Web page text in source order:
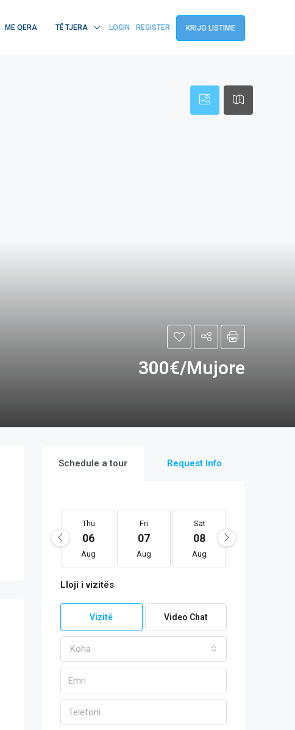
ME QERA TË TJERA LOGIN REGISTER KRIJO LISTIME
300€/Mujore
Schedule a tour Request Info
Thu
06
Aug
Fri
07
Aug
Sat
08
Aug
Lloji i vizitës
Vizitë Video Chat
Koha